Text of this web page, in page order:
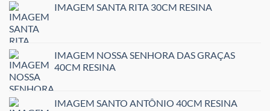
IMAGEM SANTA RITA 30CM RESINA
IMAGEM NOSSA SENHORA DAS GRAÇAS
40CM RESINA
IMAGEM SANTO ANTÔNIO 40CM RESINA